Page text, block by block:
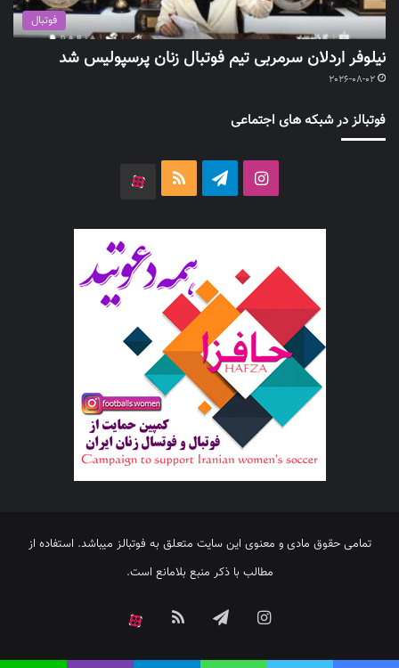
فوتبال
نیلوفر اردلان سرمربی تیم فوتبال زنان پرسپولیس شد
2026-08-02
فوتبالز در شبکه های اجتماعی
اینستاگرامتلگرام خوراک
تمامی حقوق مادی و معنوی این سایت متعلق به فوتبالز میباشد. استفاده از
مطالب با ذکر منبع بلامانع است.
اینستاگرامتلگرام خوراک